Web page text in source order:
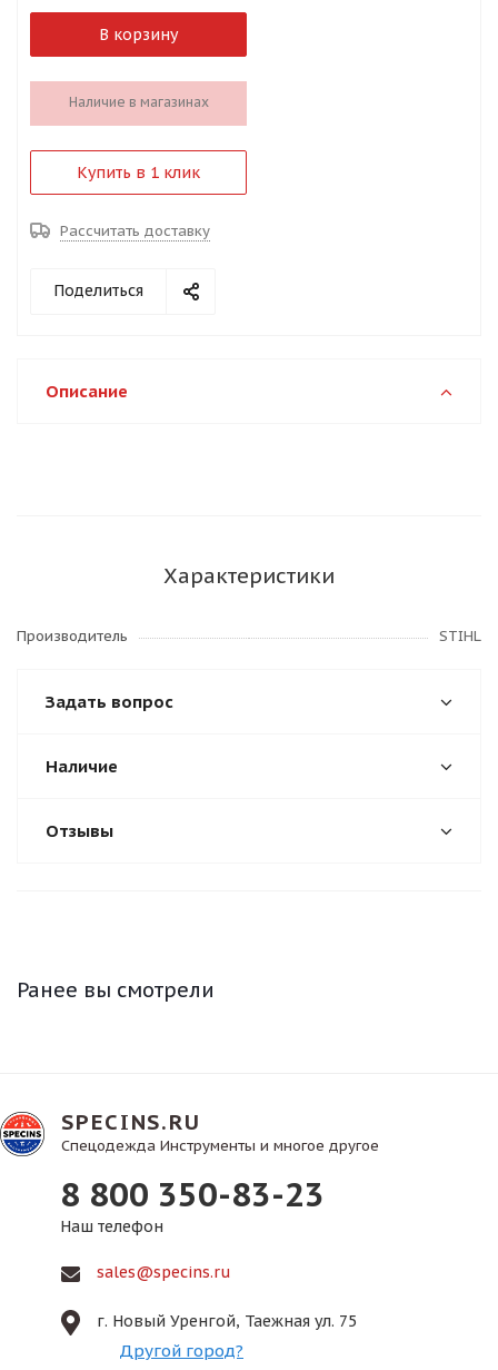
В корзину
Наличие в магазинах
Купить в 1 клик
Рассчитать доставку
Поделиться
Описание
Характеристики
Производитель STIHL
Задать вопрос
Наличие
Отзывы
Ранее вы смотрели
SPECINS.RU
Спецодежда Инструменты и многое другое
8 800 350-83-23
Наш телефон
sales@specins.ru
г. Новый Уренгой, Таежная ул. 75
Другой город?